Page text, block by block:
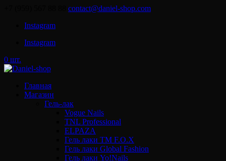
contact@daniel-shop.com
Instagram
Instagram
0 шт.
Главная
Магазин
Гель-лак
Vogue Nails
TNL Professional
ELPAZA
Гель лаки ТМ F.O.X
Гель лаки Global Fashion
Гель лаки Yo!Nails